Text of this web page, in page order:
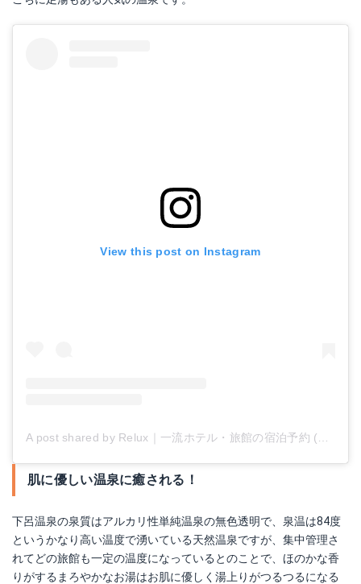
View this post on Instagram
肌に優しい温泉に癒される！
下呂温泉の泉質はアルカリ性単純温泉の無色透明で、泉温は84度
というかなり高い温度で湧いている天然温泉ですが、集中管理さ
れてどの旅館も一定の温度になっているとのことで、ほのかな香
りがするまろやかなお湯はお肌に優しく湯上りがつるつるになる